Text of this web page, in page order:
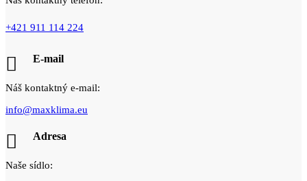
+421 911 114 224
E-mail
Náš kontaktný e-mail:
info@maxklima.eu
Adresa
Naše sídlo: